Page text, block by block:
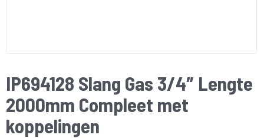
IP694128 Slang Gas 3/4″ Lengte
2000mm Compleet met
koppelingen